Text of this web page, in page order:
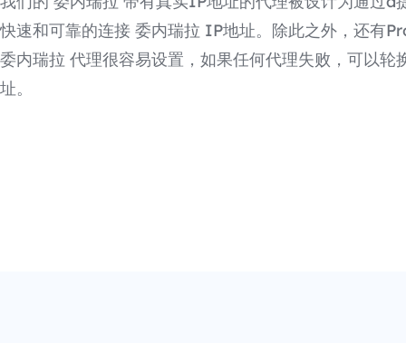
快速和可靠的连接 委内瑞拉 IP地址。除此之外，还有
委内瑞拉 代理很容易设置，如果任何代理失败，可以轮
址。